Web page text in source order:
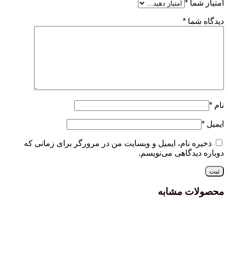
امتیاز شما *
دیدگاه شما *
نام *
ایمیل *
ذخیره نام، ایمیل و وبسایت من در مرورگر برای زمانی که
دوباره دیدگاهی می‌نویسم.
محصولات مشابه